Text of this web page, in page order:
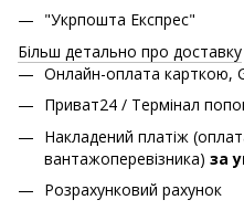
"Укрпошта Експрес"
Більш детально про доставку
Онлайн-оплата карткою,
Приват24 / Термінал
Накладений платіж
вантажоперевізника) за
Розрахунковий рахунок